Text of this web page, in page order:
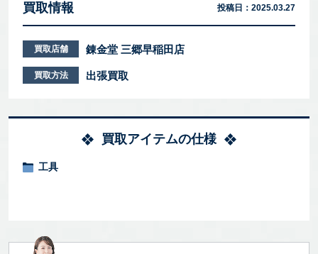
買取情報 投稿日： 2025.03.27
買取店舗 錬金堂 三郷早稲田店
買取方法 出張買取
買取アイテムの仕様
工具